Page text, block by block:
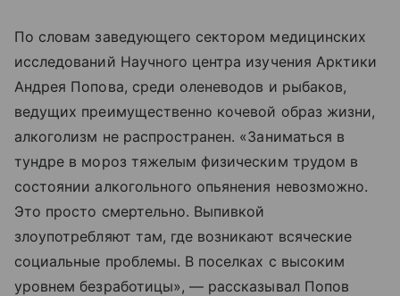
По словам заведующего сектором медицинских
исследований Научного центра изучения Арктики
Андрея Попова, среди оленеводов и рыбаков,
ведущих преимущественно кочевой образ жизни,
алкоголизм не распространен. «Заниматься в
тундре в мороз тяжелым физическим трудом в
состоянии алкогольного опьянения невозможно.
Это просто смертельно. Выпивкой
злоупотребляют там, где возникают всяческие
социальные проблемы. В поселках с высоким
уровнем безработицы», — рассказывал Попов